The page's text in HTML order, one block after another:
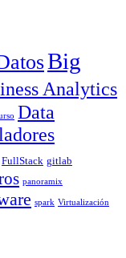
Big
Analytics
Data
FullStack gitlab
panoramix
spark Virtualización